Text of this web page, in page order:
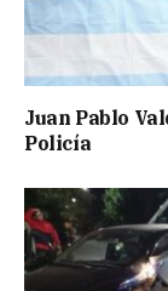
Juan Pablo
Policía